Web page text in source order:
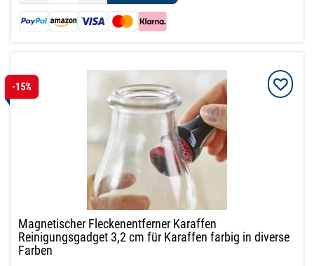
-15%
Magnetischer Fleckenentferner Karaffen
Reinigungsgadget 3,2 cm für Karaffen farbig in diverse
Farben